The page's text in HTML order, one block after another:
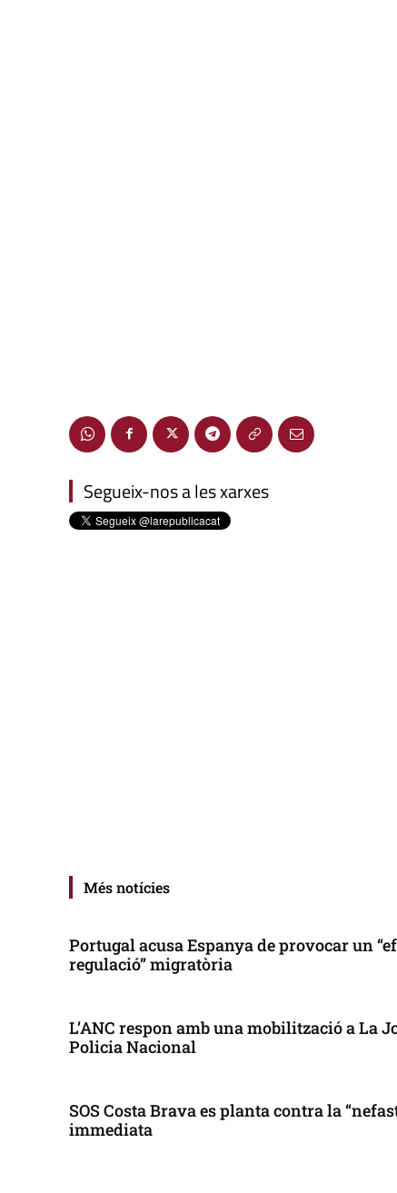
Segueix-nos a les xarxes
Més notícies
Portugal acusa Espanya de provocar un
regulació” migratòria
L’ANC respon amb una mobilització a La
Policia Nacional
SOS Costa Brava es planta contra la
immediata